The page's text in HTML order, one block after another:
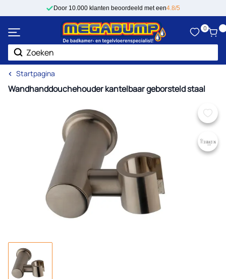
Ga naar de inhoudDoor 10.000 klanten beoordeeld met een4.8/5
Zoek
0
Startpagina
Wandhanddouchehouder kantelbaar geborsteld staal